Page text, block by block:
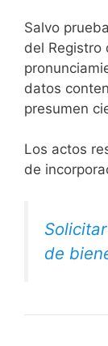
Salvo
del Registro
datos
presumen
Los actos
de
de